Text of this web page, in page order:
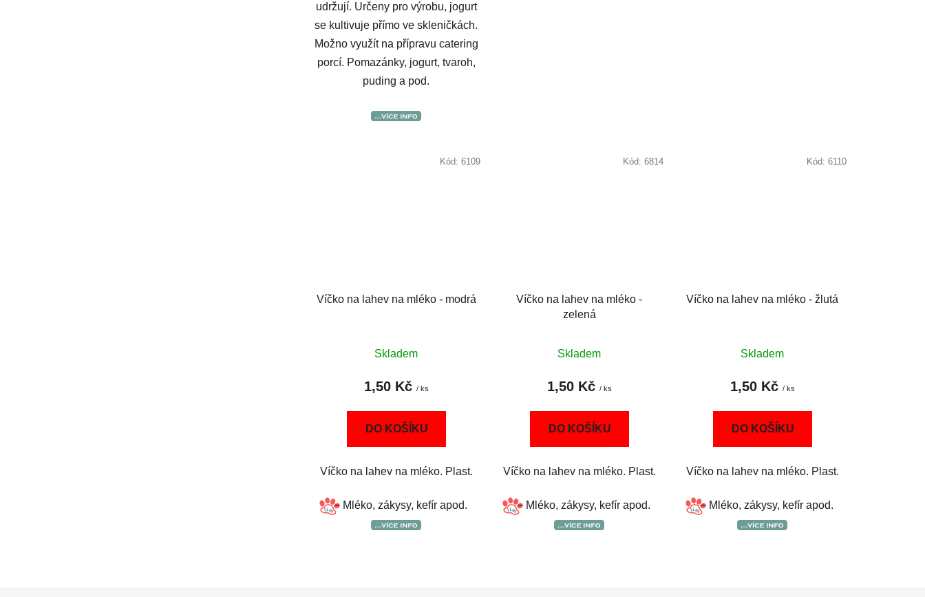
udržují. Určeny pro výrobu, jogurt
se kultivuje přímo ve skleničkách.
Možno využít na přípravu catering
porcí. Pomazánky, jogurt, tvaroh,
puding a pod.
Víčko na lahev na mléko - modrá
Skladem
1,50 Kč / ks
DO KOŠÍKU
Víčko na lahev na mléko. Plast.
Mléko, zákysy, kefír apod.
Kód: 6109
Víčko na lahev na mléko -
zelená
Skladem
1,50 Kč / ks
DO KOŠÍKU
Víčko na lahev na mléko. Plast.
Mléko, zákysy, kefír apod.
Kód: 6814
Víčko na lahev na mléko - žlutá
Skladem
1,50 Kč / ks
DO KOŠÍKU
Víčko na lahev na mléko. Plast.
Mléko, zákysy, kefír apod.
Kód: 6110